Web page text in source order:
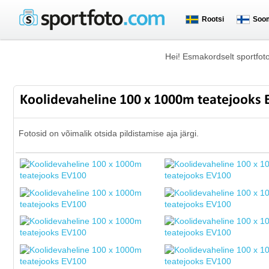
Rootsi
Hei! Esmakordselt
Koolidevaheline 100 x 1000m teatejooks
Fotosid on võimalik otsida pildistamise aja järgi.